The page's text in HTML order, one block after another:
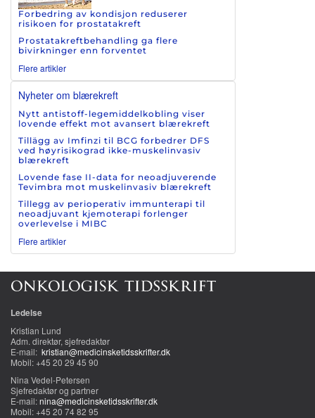
Forbedring av kondisjon reduserer
risikoen for prostatakreft
Prostatakreftbehandling ga flere
bivirkninger enn forventet
Flere artikler
Nyheter om blærekreft
Nytt antistoff-legemiddelkobling viser
lovende effekt mot avansert blærekreft
Tillägg av Imfinzi til BCG forbedrer DFS
ved høyrisikograd ikke-muskelinvasiv
blærekreft
Lovende fase II-data for neoadjuverende
Tevimbra mot muskelinvasiv blærekreft
Tillegg av perioperativ immunterapi til
neoadjuvant kjemoterapi forlenger
overlevelse i MIBC
Flere artikler
Ledelse
Kristian Lund
Adm. direktør, sjefredaktør
E-mail: kristian@medicinsketidsskrifter.dk
Mobil: +45 20 29 45 90
Nina Vedel-Petersen
Sjefredaktør og partner
E-mail:nina@medicinsketidsskrifter.dk
Mobil: +45 20 74 82 95